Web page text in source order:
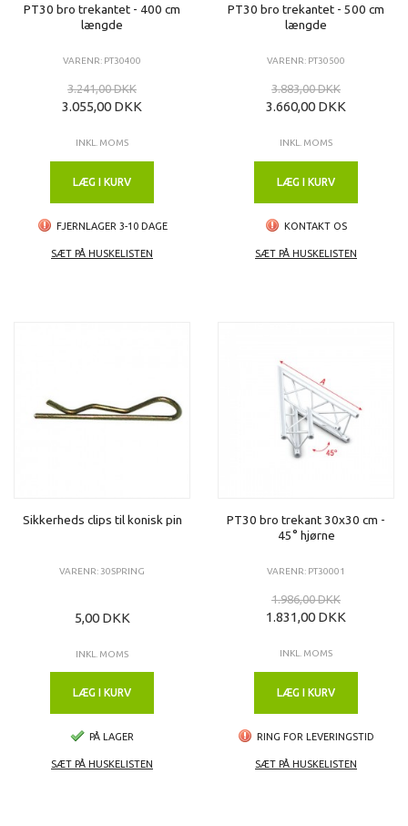
PT30 bro trekantet - 400 cm
længde
VARENR: PT30400
3.241,00 DKK
3.055,00 DKK
INKL. MOMS
LÆG I KURV
FJERNLAGER 3-10 DAGE
SÆT PÅ HUSKELISTEN
PT30 bro trekantet - 500 cm
længde
VARENR: PT30500
3.883,00 DKK
3.660,00 DKK
INKL. MOMS
LÆG I KURV
KONTAKT OS
SÆT PÅ HUSKELISTEN
Sikkerheds clips til konisk pin
VARENR: 30SPRING
5,00 DKK
INKL. MOMS
LÆG I KURV
PÅ LAGER
SÆT PÅ HUSKELISTEN
PT30 bro trekant 30x30 cm -
45° hjørne
VARENR: PT30001
1.986,00 DKK
1.831,00 DKK
INKL. MOMS
LÆG I KURV
RING FOR LEVERINGSTID
SÆT PÅ HUSKELISTEN